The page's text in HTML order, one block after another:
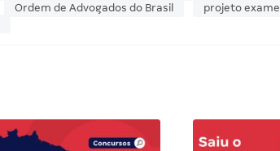
Ordem de Advogados do Brasil
projeto